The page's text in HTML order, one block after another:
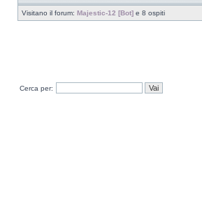
Visitano il forum: Majestic-12 [Bot] e 8 ospiti
Cerca per: